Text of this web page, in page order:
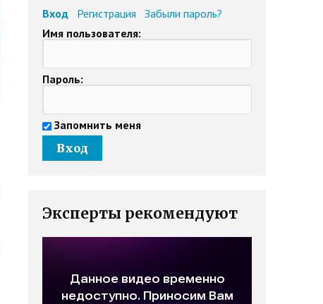
Вход Регистрация
Забыли пароль?
Имя пользователя:
Пароль:
Запомнить меня
Эксперты рекомендуют